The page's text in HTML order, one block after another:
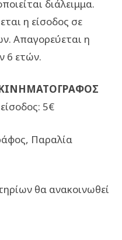
διάλειμμα.
η είσοδος σε
Απαγορεύεται η
6 ετών.
5€
Παραλία
θα ανακοινωθεί